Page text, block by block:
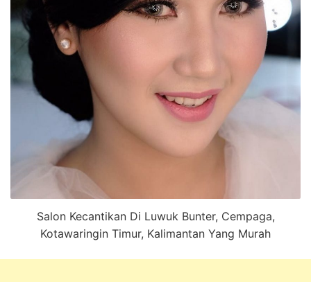
Salon Kecantikan Di Luwuk Bunter, Cempaga,
Kotawaringin Timur, Kalimantan Yang Murah